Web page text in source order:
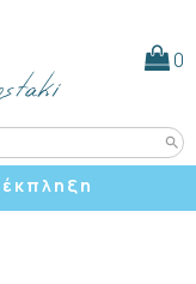
0
search